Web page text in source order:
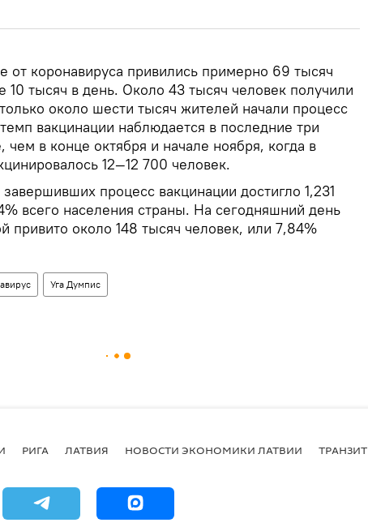
от коронавируса привились примерно 69 тысяч
10 тысяч в день. Около 43 тысяч человек получили
около шести тысяч жителей начали процесс
вакцинации наблюдается в последние три
чем в конце октября и начале ноября, когда в
12—12 700 человек.
процесс вакцинации достигло 1,231
всего населения страны. На сегодняшний день
привито около 148 тысяч человек, или 7,84%
Уга Думпис
РИГА ЛАТВИЯ НОВОСТИ ЭКОНОМИКИ ЛАТВИИ ТРАНЗИТ